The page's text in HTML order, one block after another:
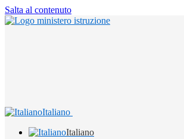
Salta al contenuto
Italiano
Italiano